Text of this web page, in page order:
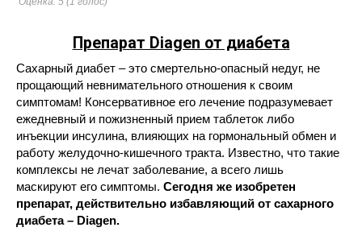
Препарат Diagen от диабета
Сахарный диабет – это смертельно-опасный недуг, не
прощающий невнимательного отношения к своим
симптомам! Консервативное его лечение подразумевает
ежедневный и пожизненный прием таблеток либо
инъекции инсулина, влияющих на гормональный обмен и
работу желудочно-кишечного тракта. Известно, что такие
комплексы не лечат заболевание, а всего лишь
маскируют его симптомы. Сегодня же изобретен
препарат, действительно избавляющий от сахарного
диабета – Diagen.